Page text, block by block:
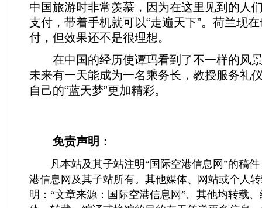
中国旅游时非常羡慕，因为在这里见到的人
支付，带着手机就可以“走遍天下”。荷兰现
付，但效果还不是很理想。
在中国的经历使谭玛看到了不一样的风
未来有一天能成为一名乘务长，教授服务礼
自己的“蓝天梦”更加精彩。
免责声明：
凡本站及其子站注明“国际空港信息网”的稿件
港信息网及其子站所有。其他媒体、网站或个人
明：“文章来源：国际空港信息网”。其他均转载